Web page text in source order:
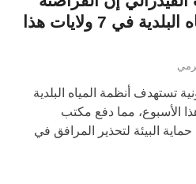
استهدفوا أنظمة المياه البلدية في 7 ولايات هذا
تستهدف أنظمة المياه البلدية
الأسبوع، مما دفع مكتب
حماية البيئة لتحذير المرافق في